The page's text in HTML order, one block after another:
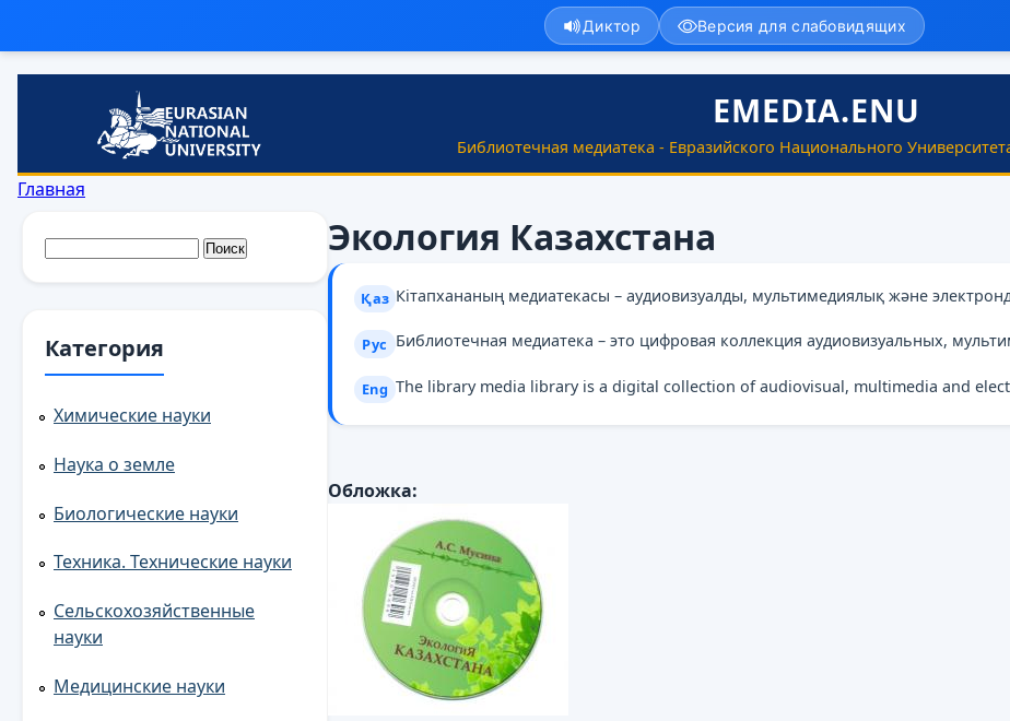
Перейти к основному содержанию
EMEDIA.ENU
Библиотечная медиатека - Евразийского Национального
Диктор Версия для слабовидящих
Вы здесь
Главная
Экология Казахстана
Қаз Кітапхананың медиатекасы – аудиовизуалды, мультимедиялық және
Рус Библиотечная медиатека – это цифровая коллекция аудиовизуальных,
Eng The library media library is a digital collection of audiovisual, multimedia and
Обложка:
Форма поиска
Поиск
Категория
Химические науки
Наука о земле
Биологические науки
Техника. Технические науки
Сельскохозяйственные
науки
Медицинские науки